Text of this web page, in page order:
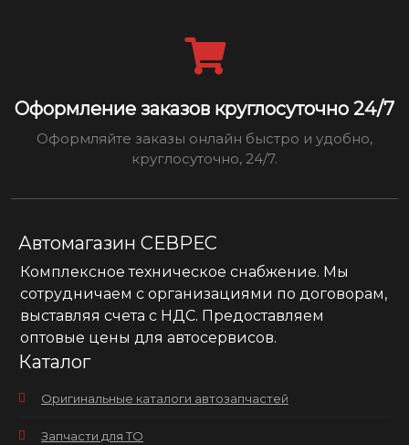
Оформление заказов круглосуточно 24/7
Оформляйте заказы онлайн быстро и удобно,
круглосуточно, 24/7.
Автомагазин СЕВРЕС
Комплексное техническое снабжение. Мы
сотрудничаем с организациями по договорам,
выставляя счета с НДС. Предоставляем
оптовые цены для автосервисов.
Каталог
Оригинальные каталоги автозапчастей
Запчасти для ТО